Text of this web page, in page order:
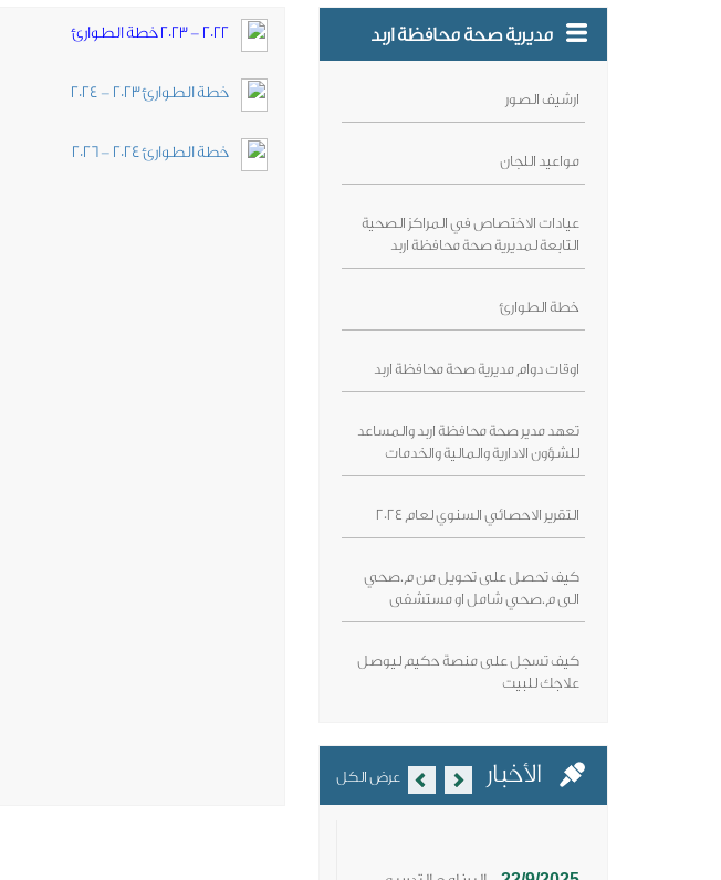
2022 - 2023 خطة الطوارئ
خطة الطوارئ 2023 - 2024
خطة الطوارئ 2024 - 2026
مديرية صحة محافظة اربد
ارشيف الصور
مواعيد اللجان
عيادات الاختصاص في المراكز الصحية
التابعة لمديرية صحة محافظة اربد
خطة الطوارئ
اوقات دوام مديرية صحة محافظة اربد
تعهد مدير صحة محافظة اربد والمساعد
للشؤون الادارية والمالية والخدمات
التقرير الاحصائي السنوي لعام 2024
كيف تحصل على تحويل من م.صحي
الى م.صحي شامل او مستشفى
كيف تسجل على منصة حكيم ليوصل
علاجك للبيت
الأخبار عرض الكل
PreviousNext